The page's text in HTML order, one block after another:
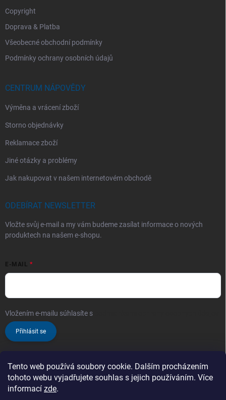
Tento web používá soubory cookie. Dalším procházením
tohoto webu vyjadřujete souhlas s jejich používáním. Více
informací zde.
Copyright
Doprava & Platba
Všeobecné obchodní podmínky
Podmínky ochrany osobních údajů
CENTRUM NÁPOVĚDY
Výměna a vrácení zboží
Storno objednávky
Reklamace zboží
Jiné otázky a problémy
Jak nakupovat v našem internetovém obchodě
ODEBÍRAT NEWSLETTER
Vložte svůj e-mail a my vám budeme zasílat informace o nových
produktech na našem e-shopu.
E-MAIL
Vložením e-mailu súhlasíte s
Přihlásit se